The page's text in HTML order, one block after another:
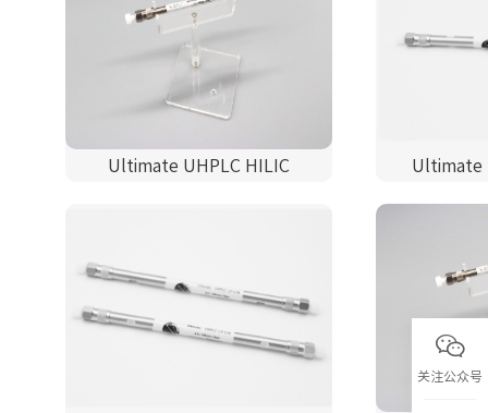
Ultimate UHPLC HILIC Ultimate
关注公众号